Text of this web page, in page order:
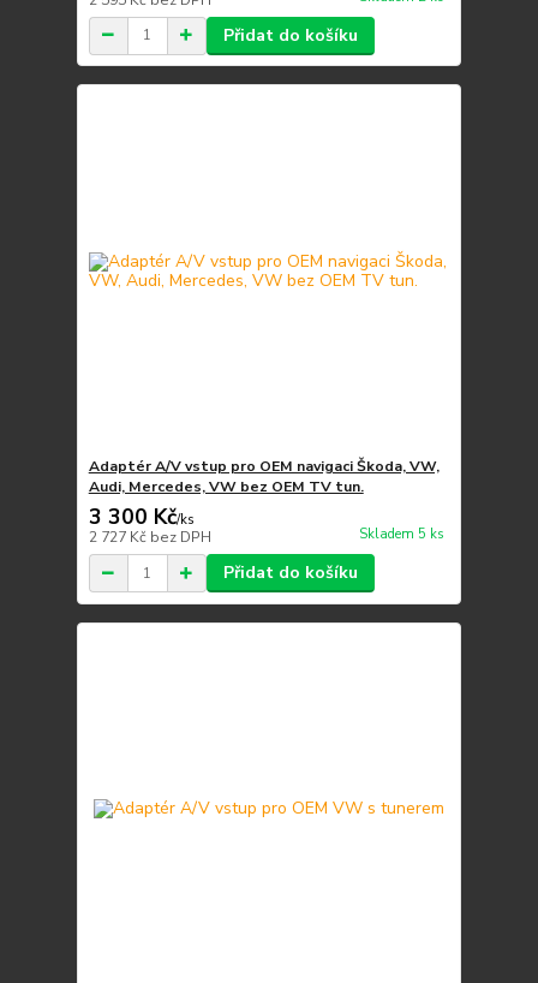
Přidat do košíku
Adaptér A/V vstup pro OEM navigaci Škoda, VW,
Audi, Mercedes, VW bez OEM TV tun.
3 300 Kč/ks
2 727 Kč bez DPH Skladem 5 ks
Přidat do košíku